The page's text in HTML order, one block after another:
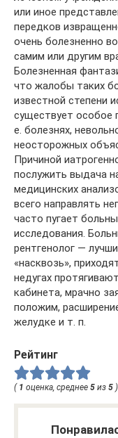
или иное
передков
очень болезненно
самим или другим
Болезненная
что жалобы таких
известной степени
существует особое
е. болезнях,
неосторожных
Причиной
послужить выдача
медицинских
всего направлять
часто пугает
исследования.
рентгенолог —
«насквозь»,
недугах
кабинета, мрачно
положим,
желудке и т. п.
Рейтинг
( 1 оценка, среднее 5 из 5 )